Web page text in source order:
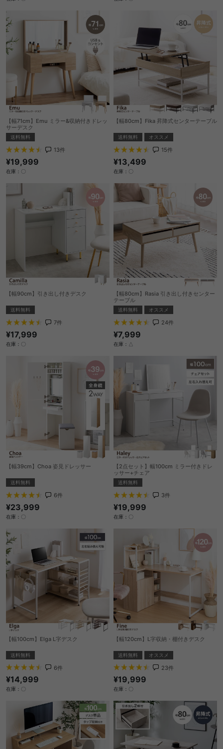
【幅71cm】Emu ミラー&収納付きドレッ
サーデスク
送料無料
13件
¥19,999
在庫：〇
【幅80cm】Fika 昇降式センターテーブル
送料無料 オススメ
15件
¥13,499
在庫：〇
【幅90cm】引き出し付きデスク
送料無料
7件
¥17,999
在庫：〇
【幅80cm】Rasia 引き出し付きセンター
テーブル
送料無料 オススメ
24件
¥7,999
在庫：△
【幅39cm】Choa 姿見ドレッサー
送料無料
6件
¥23,999
在庫：〇
【2点セット】幅100cm ミラー付きドレ
ッサー+チェア
送料無料
3件
¥19,999
在庫：〇
【幅100cm】Elga L字デスク
送料無料
6件
¥14,999
在庫：〇
【幅120cm】L字収納・棚付きデスク
送料無料 オススメ
23件
¥19,999
在庫：〇